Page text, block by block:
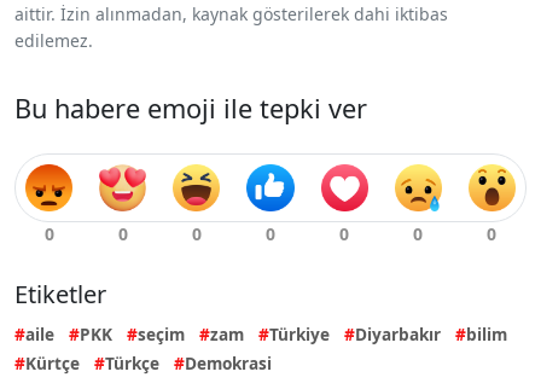
aittir. İzin alınmadan, kaynak gösterilerek dahi iktibas
edilemez.
Bu habere emoji ile tepki ver
Etiketler
aile PKK seçim zam Türkiye Diyarbakır
bilim
Kürtçe
Türkçe Demokrasi